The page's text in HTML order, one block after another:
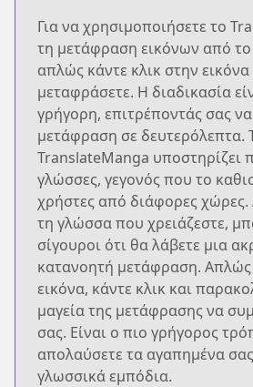
Για να χρησιμοποιήσετε το
τη μετάφραση εικόνων από
απλώς κάντε κλικ στην
μεταφράσετε. Η διαδικασία
γρήγορη, επιτρέποντάς σας
μετάφραση σε δευτερόλεπτα.
TranslateManga υποστηρίζει
γλώσσες, γεγονός που το
χρήστες από διάφορες
τη γλώσσα που χρειάζεστε,
σίγουροι ότι θα λάβετε μια
κατανοητή μετάφραση. Απλώς
εικόνα, κάντε κλικ και
μαγεία της μετάφρασης να
σας. Είναι ο πιο γρήγορος
απολαύσετε τα αγαπημένα
γλωσσικά εμπόδια.